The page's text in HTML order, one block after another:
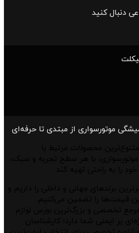
دنبال کنید
موتورسواری از مبتدی تا حرفه‌ای